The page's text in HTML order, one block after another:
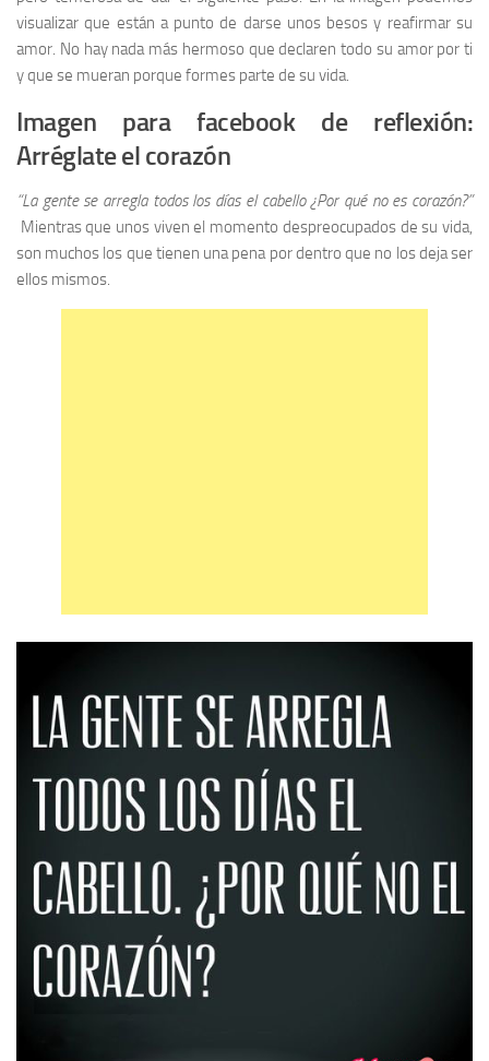
visualizar que están a punto de darse unos besos y reafirmar su
amor. No hay nada más hermoso que declaren todo su amor por ti
y que se mueran porque formes parte de su vida.
Imagen para facebook de reflexión:
Arréglate el corazón
“La gente se arregla todos los días el cabello ¿Por qué no es corazón?”
Mientras que unos viven el momento despreocupados de su vida,
son muchos los que tienen una pena por dentro que no los deja ser
ellos mismos.